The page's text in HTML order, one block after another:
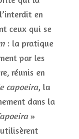
en
ceux qui se
: la pratique
par les
réunis en
capoeira, la
dans la
»